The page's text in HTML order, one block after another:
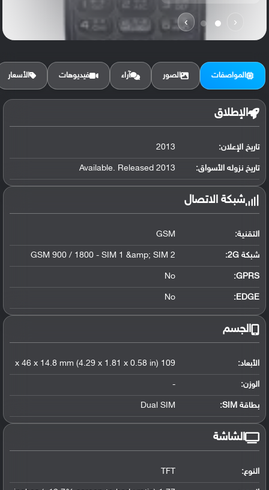
‹
›
المواصفات الصور آراء فيديوهات الأسعار
الإطلاق
تاريخ الإعلان: 2013
تاريخ نزوله الأسواق: Available. Released 2013
شبكة الاتصال
التقنية: GSM
شبكة 2G: GSM 900 / 1800 - SIM 1 &amp; SIM 2
GPRS:
No
EDGE:
No
الجسم
الأبعاد: 109 x 46 x 14.8 mm (4.29 x 1.81 x 0.58 in)
الوزن: -
بطاقة SIM: Dual SIM
الشاشة
النوع: TFT